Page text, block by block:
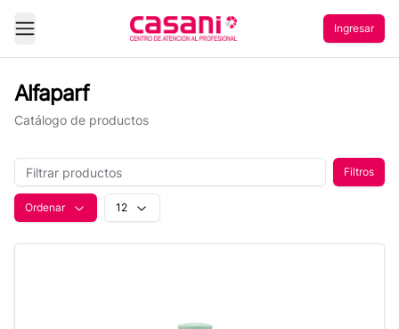
Abrir Menu
Ingresar
Alfaparf
Catálogo de productos
Filtros
Ordenar 12